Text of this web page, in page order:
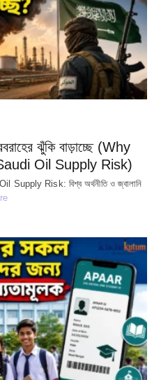
ঝুঁকি বাড়াচ্ছে (Why
Oil Supply Risk)
Risk: বিশ্ব অর্থনীতি ও জ্বালানি